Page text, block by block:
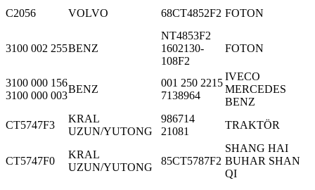
C2056
VOLVO 68CT4852F2 FOTON
3100 002 255BENZ
NT4853F2
1602130-
108F2
FOTON
3100 000 156
3100 000 003
BENZ
001 250 2215
7138964
IVECO
MERCEDES
BENZ
CT5747F3
KRAL
UZUN/YUTONG
986714
21081
TRAKTÖR
CT5747F0
KRAL
UZUN/YUTONG
85CT5787F2
SHANG HAI
BUHAR SHAN
QI